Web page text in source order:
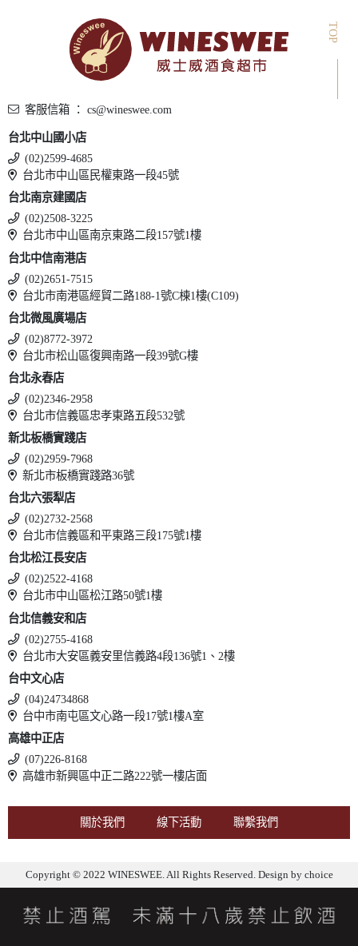
TOP
客服信箱 ： cs@wineswee.com
台北中山國小店
(02)2599-4685
台北市中山區民權東路一段45號
台北南京建國店
(02)2508-3225
台北市中山區南京東路二段157號1樓
台北中信南港店
(02)2651-7515
台北市南港區經貿二路188-1號C棟1樓(C109)
台北微風廣場店
(02)8772-3972
台北市松山區復興南路一段39號G樓
台北永春店
(02)2346-2958
台北市信義區忠孝東路五段532號
新北板橋實踐店
(02)2959-7968
新北市板橋實踐路36號
台北六張犁店
(02)2732-2568
台北市信義區和平東路三段175號1樓
台北松江長安店
(02)2522-4168
台北市中山區松江路50號1樓
台北信義安和店
(02)2755-4168
台北市大安區義安里信義路4段136號1、2樓
台中文心店
(04)24734868
台中市南屯區文心路一段17號1樓A室
高雄中正店
(07)226-8168
高雄市新興區中正二路222號一樓店面
關於我們 線下活動 聯繫我們
Copyright © 2022 WINESWEE. All Rights Reserved. Design bychoice